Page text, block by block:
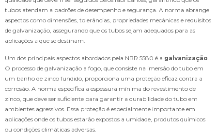
tubos atendam a padrões de desempenho e segurança. A norma abrange
aspectos como dimensões, tolerâncias, propriedades mecânicas e requisitos
de galvanização, assegurando que os tubos sejam adequados para as
aplicações a que se destinam.
Um dos principais aspectos abordados pela NBR 5580 é a galvanização.
O processo de galvanização a fogo, que consiste na imersão do tubo em
um banho de zinco fundido, proporciona uma proteção eficaz contra a
corrosão. A norma especifica a espessura mínima do revestimento de
zinco, que deve ser suficiente para garantir a durabilidade do tubo em
ambientes agressivos. Essa proteção é especialmente importante em
aplicações onde os tubos estarão expostos a umidade, produtos químicos
ou condições climáticas adversas.